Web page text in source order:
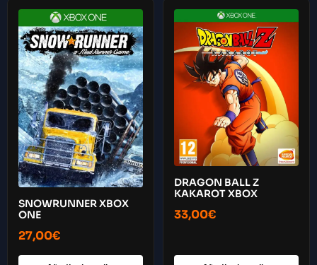
SNOWRUNNER XBOX
ONE
27,00€
DRAGON BALL Z
KAKAROT XBOX
33,00€